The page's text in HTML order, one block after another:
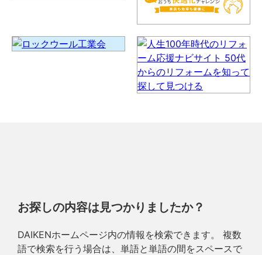
お探しの内容は見つかりましたか？
DAIKENホームページ内の情報を検索できます。 複数
語で検索を行う場合は、単語と単語の間をスペースで